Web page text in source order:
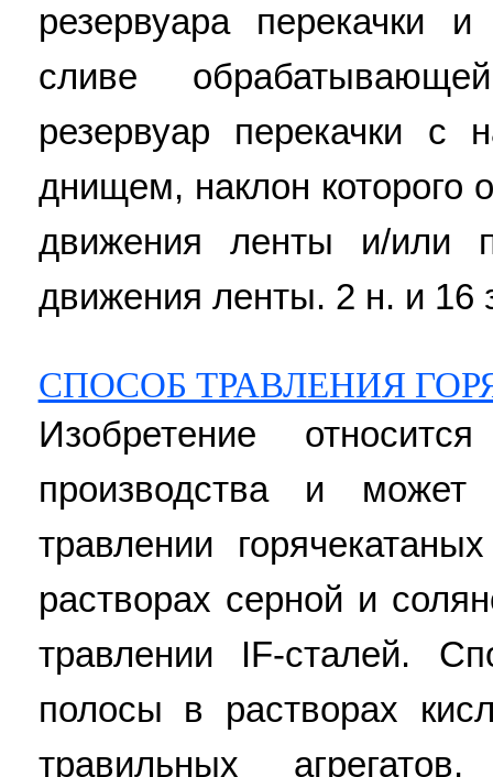
резервуара перекачки
сливе
резервуар перекачки с
днищем, наклон которого
движения ленты и/или
движения ленты. 2 н. и
СПОСОБ ТРАВЛЕНИЯ
Изобретение
производства и
травлении
растворах серной и
травлении IF-сталей.
полосы в растворах
травильных